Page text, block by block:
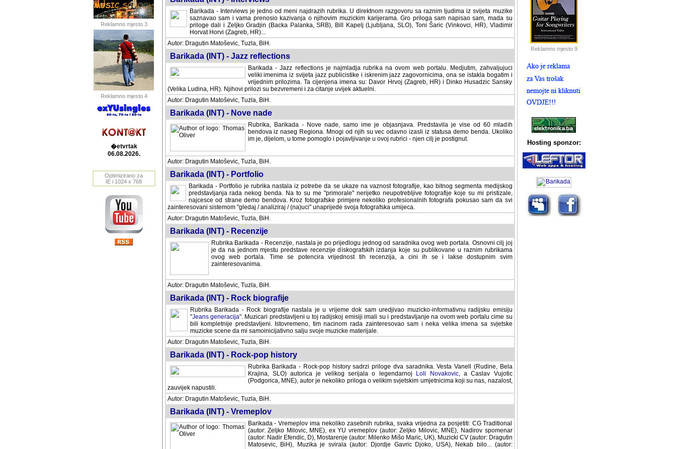
Reklamno mjesto 3
Reklamno mjesto 4
�etvrtak
06.08.2026.
Optimizirano za
IE i 1024 x 768
Barikada - Interviews je jedno od meni najdrazih rubrika. U direktnom razgovoru sa raznim ljudima iz svijeta muzike
saznavao sam i vama prenosio kazivanja o njihovim muzickim karijerama. Gro priloga sam napisao sam, mada su
priloge dali i Zeljko Gradjin (Backa Palanka, SRB), Bill Kapelj (Ljubljana, SLO), Toni Šaric (Vinkovci, HR), Vladimir
Horvat Horvi (Zagreb, HR)...
Autor: Dragutin Matoševic, Tuzla, BiH.
Barikada (INT) - Jazz reflections
Barikada - Jazz reflections je najmladja rubrika na ovom web portalu. Medjutim, zahvaljujuci veliki
imenima iz svijeta jazz publicistike i iskrenim jazz zagovornicima, ona se istakla bogatim i
vrijednim prilozima. Ta cijenjena imena su: Davor Hrvoj (Zagreb, HR) i Dinko Husadzic Sansky
(Velika Ludina, HR). Njihovi prilozi su bezvremeni i za citanje uvijek aktuelni.
Autor: Dragutin Matoševic, Tuzla, BiH.
Barikada (INT) - Nove nade
Rubrika, Barikada - Nove nade, samo ime je objasnjava. Predstavila je vise od 60 mladih
bendova iz naseg Regiona. Mnogi od njih su vec odavno izasli iz statusa demo benda. Ukoliko im
je, dijelom, u tome pomoglo i pojavljivanje u ovoj rubrici - njen cilj je postignut.
Autor: Dragutin Matoševic, Tuzla, BiH.
Barikada (INT) - Portfolio
Barikada - Portfolio je rubrika nastala iz potrebe da se ukaze na vaznost fotografije, kao bitnog segmenta medijskog
predstavljanja rada nekog benda. Na to su me "primorale" nerijetko neupotrebljive fotografije koje su mi pristizale,
najcesce od strane demo bendova. Kroz fotografske primjere nekoliko profesionalnih fotografa pokusao sam da svi
zainteresovani sistemom "gledaj / analiziraj / (na)uci" unaprijede svoja fotografska umijeca.
Autor: Dragutin Matoševic, Tuzla, BiH.
Barikada (INT) - Recenzije
Rubrika Barikada - Recenzije, nastala je po prijedlogu jednog od saradnika ovog web portala. Osnovni cilj joj
je da na jednom mjestu predstave recenzije diskografskih izdanja koje su publikovane u raznim rubrikama
ovog web portala. Time se potencira vrijednost tih recenzija, a cini ih se i lakse dostupnim svim
zainteresovanima.
Autor: Dragutin Matoševic, Tuzla, BiH.
Barikada (INT) - Rock biografije
Rubrika Barikada - Rock biografije nastala je u vrijeme dok sam uredjivao muzicko-informativnu radijsku emisiju
"Jeans generacija". Muzicari predstavljeni u toj radijskoj emisiji imali su i predstavljanje na ovom web portalu cime su
bili kompletnije predstavljeni. Istovremeno, tim nacinom rada zainteresovao sam i neka velika imena sa svjetske
muzicke scene da mi samoinicijativno salju svoje muzicke materijale.
Autor: Dragutin Matoševic, Tuzla, BiH.
Barikada (INT) - Rock-pop history
Rubrika Barikada - Rock-pop history sadrzi priloge dva saradnika. Vesta Vanell (Rudine, Bela
Krajina, SLO) autorica je velikog serijala o legendarnoj
Loli Novakovic, a Caslav Vujotic
(Podgorica, MNE), autor je nekoliko priloga o velikim svjetskim umjetnicima koji su nas, nazalost,
zauvijek napustili.
Autor: Dragutin Matoševic, Tuzla, BiH.
Barikada (INT) - Vremeplov
Barikada - Vremeplov ima nekoliko zasebnih rubrika, svaka vrijedna za posjetiti: CG Traditional
(autor: Zeljko Milovic, MNE), ex YU vremeplov (autor: Zeljko Milovic, MNE), Nadirov spomenar
(autor: Nadir Efendic, D), Mostarenje (autor: Milenko Mišo Maric, UK), Muzicki CV (autor: Dragutin
Matosevic, BiH), Muzika je svirala (autor: Djordje Gavric Djoko, USA), Nekab bilo... (autor:
Reklamno mjesto 9
Hosting sponzor: